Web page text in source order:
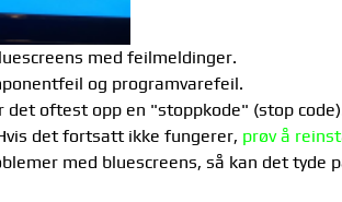
med feilmeldinger.
og programvarefeil.
det oftest opp en "stoppkode" (stop
det fortsatt ikke fungerer, prøv å
med bluescreens, så kan det